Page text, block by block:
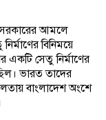
সরকারের আমলে
বিনিময়ে
একটি সেতু নির্মাণের
ভারত তাদের
বাংলাদেশ অংশে